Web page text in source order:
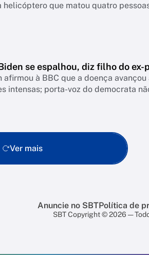
helicóptero que matou quatro
se espalhou, diz filho do ex-
afirmou à BBC que a doença avançou
intensas; porta-voz do democrata
Ver mais
Anuncie no SBTPolítica de
SBT Copyright © 2026 —